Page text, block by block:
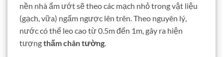
nền nhà ẩm ướt sẽ theo các mạch nhỏ trong vật liệu
(gạch, vữa) ngấm ngược lên trên. Theo nguyên lý,
nước có thể leo cao từ 0.5m đến 1m, gây ra hiện
tượngthấm chân tường